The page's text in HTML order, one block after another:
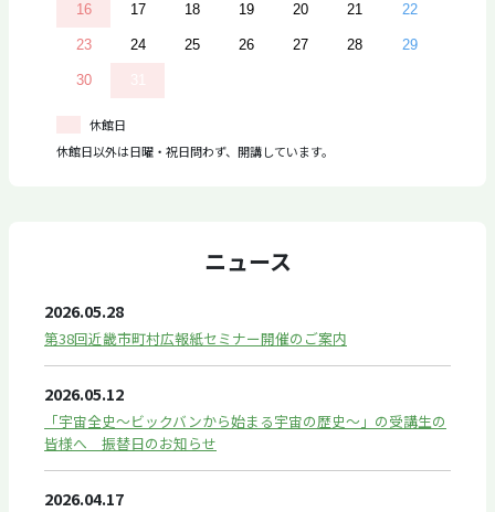
16 17 18 19 20 21 22
23 24 25 26 27 28 29
30
休館日
休館日以外は日曜・祝日問わず、開講しています。
ニュース
2026.05.28
第38回近畿市町村広報紙セミナー開催のご案内
2026.05.12
「宇宙全史～ビックバンから始まる宇宙の歴史～」の受講生の
皆様へ 振替日のお知らせ
2026.04.17